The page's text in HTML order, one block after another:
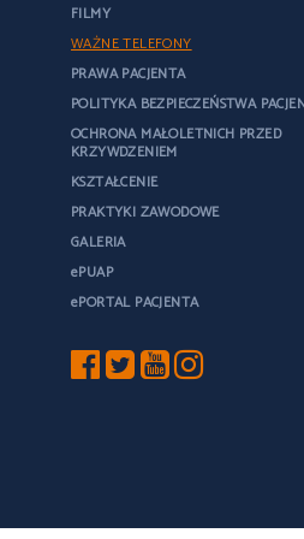
FILMY
WAŻNE TELEFONY
PRAWA PACJENTA
POLITYKA BEZPIECZEŃSTWA
OCHRONA MAŁOLETNICH PRZED
KRZYWDZENIEM
KSZTAŁCENIE
PRAKTYKI ZAWODOWE
GALERIA
ePUAP
ePORTAL PACJENTA